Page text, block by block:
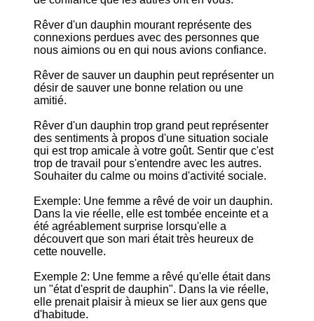
Rêver d'un dauphin mourant représente des
connexions perdues avec des personnes que
nous aimions ou en qui nous avions confiance.
Rêver de sauver un dauphin peut représenter un
désir de sauver une bonne relation ou une
amitié.
Rêver d'un dauphin trop grand peut représenter
des sentiments à propos d'une situation sociale
qui est trop amicale à votre goût. Sentir que c'est
trop de travail pour s'entendre avec les autres.
Souhaiter du calme ou moins d'activité sociale.
Exemple: Une femme a rêvé de voir un dauphin.
Dans la vie réelle, elle est tombée enceinte et a
été agréablement surprise lorsqu'elle a
découvert que son mari était très heureux de
cette nouvelle.
Exemple 2: Une femme a rêvé qu'elle était dans
un "état d'esprit de dauphin". Dans la vie réelle,
elle prenait plaisir à mieux se lier aux gens que
d'habitude.